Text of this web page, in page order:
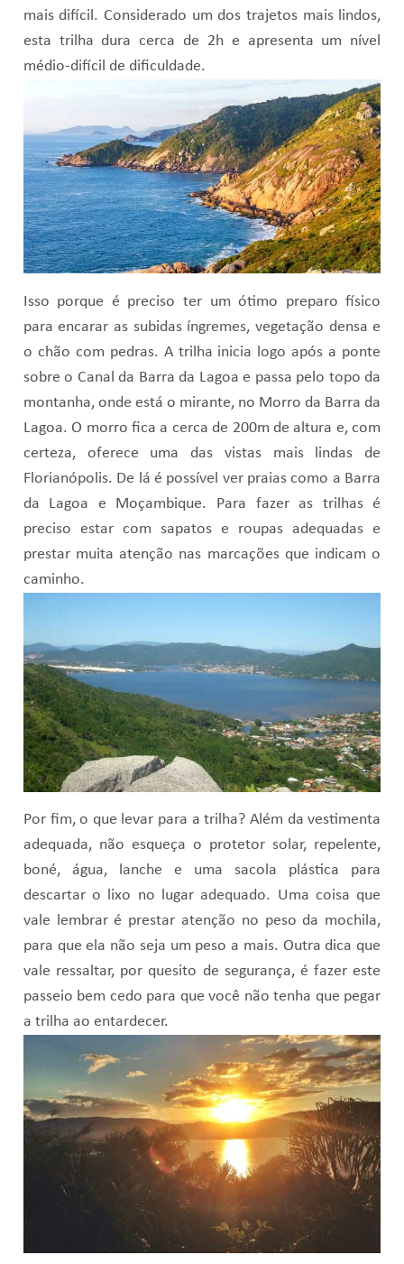
mais difícil. Considerado um dos trajetos mais lindos,
esta trilha dura cerca de 2h e apresenta um nível
médio-difícil de dificuldade.
Isso porque é preciso ter um ótimo preparo físico
para encarar as subidas íngremes, vegetação densa e
o chão com pedras. A trilha inicia logo após a ponte
sobre o Canal da Barra da Lagoa e passa pelo topo da
montanha, onde está o mirante, no Morro da Barra da
Lagoa. O morro fica a cerca de 200m de altura e, com
certeza, oferece uma das vistas mais lindas de
Florianópolis. De lá é possível ver praias como a Barra
da Lagoa e Moçambique. Para fazer as trilhas é
preciso estar com sapatos e roupas adequadas e
prestar muita atenção nas marcações que indicam o
caminho.
Por fim, o que levar para a trilha? Além da vestimenta
adequada, não esqueça o protetor solar, repelente,
boné, água, lanche e uma sacola plástica para
descartar o lixo no lugar adequado. Uma coisa que
vale lembrar é prestar atenção no peso da mochila,
para que ela não seja um peso a mais. Outra dica que
vale ressaltar, por quesito de segurança, é fazer este
passeio bem cedo para que você não tenha que pegar
a trilha ao entardecer.